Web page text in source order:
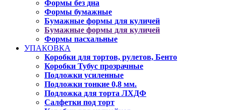
Формы без дна
Формы бумажные
Бумажные формы для куличей
Бумажные формы для куличей
Формы пасхальные
УПАКОВКА
Коробки для тортов, рулетов, Бенто
Коробки Тубус прозрачные
Подложки усиленные
Подложки тонкие 0,8 мм.
Подложка для торта ЛХДФ
Салфетки под торт